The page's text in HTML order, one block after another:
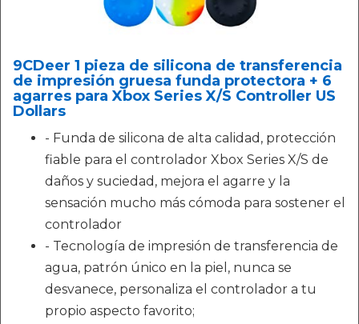
9CDeer 1 pieza de silicona de transferencia
de impresión gruesa funda protectora + 6
agarres para Xbox Series X/S Controller US
Dollars
- Funda de silicona de alta calidad, protección
fiable para el controlador Xbox Series X/S de
daños y suciedad, mejora el agarre y la
sensación mucho más cómoda para sostener el
controlador
- Tecnología de impresión de transferencia de
agua, patrón único en la piel, nunca se
desvanece, personaliza el controlador a tu
propio aspecto favorito;